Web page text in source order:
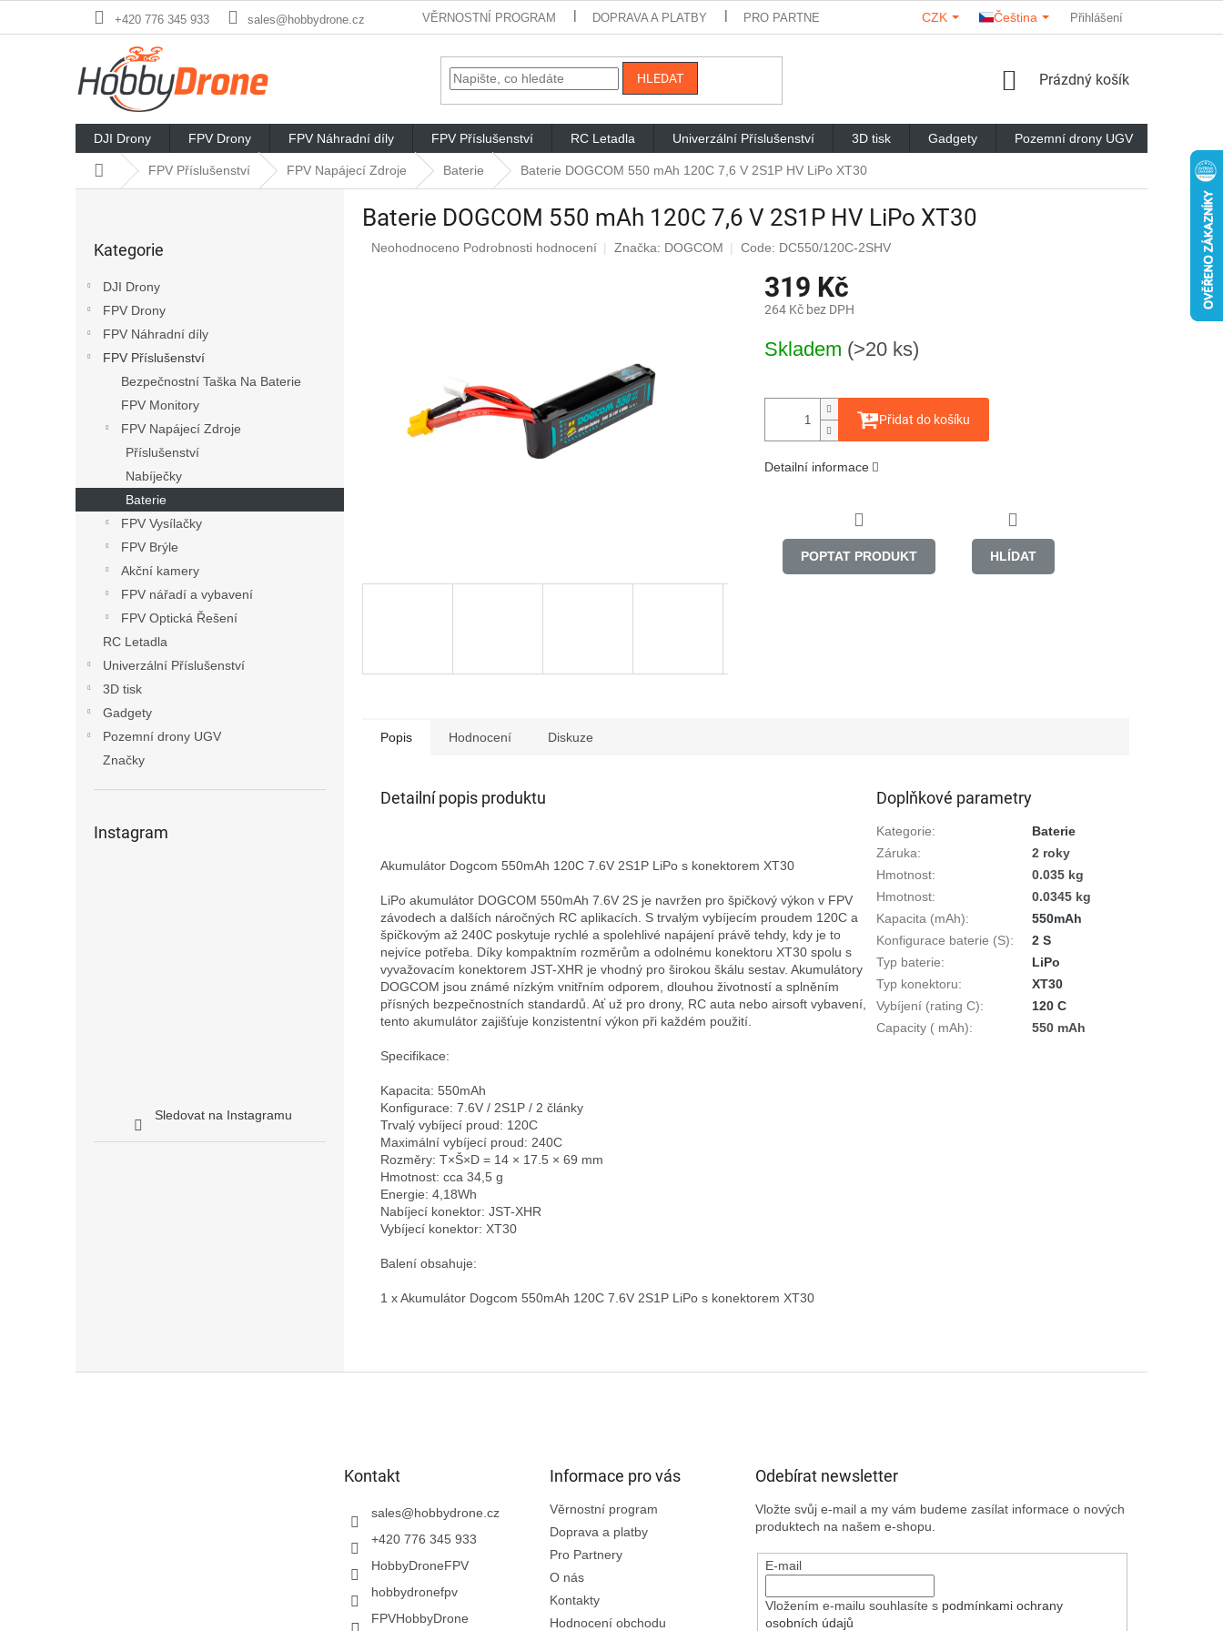
+420 776 345 933 sales@hobbydrone.cz VĚRNOSTNÍ PROGRAM DOPRAVA A PLATBY PRO PARTNERY KONTAKTY HODNOCENÍ OBCHODU
CZK Čeština Přihlášení
HLEDAT
NÁKUPNÍ
Prázdný košík
DJI Drony FPV Drony FPV Náhradní díly FPV Příslušenství RC Letadla Univerzální Příslušenství 3D tisk Gadgety Pozemní drony UGV
Domů FPV Příslušenství FPV Napájecí Zdroje Baterie Baterie DOGCOM 550 mAh 120C 7,6 V 2S1P HV LiPo XT30
kategorie
Kategorie
DJI Drony
FPV Drony
FPV Náhradní díly
FPV Příslušenství
Bezpečnostní Taška Na Baterie
FPV Monitory
FPV Napájecí Zdroje
Příslušenství
Nabíječky
Baterie
FPV Vysílačky
FPV Brýle
Akční kamery
FPV nářadí a vybavení
FPV Optická Řešení
RC Letadla
Univerzální Příslušenství
3D tisk
Gadgety
Pozemní drony UGV
Značky
Instagram
Sledovat na Instagramu
Baterie DOGCOM 550 mAh 120C 7,6 V 2S1P HV LiPo XT30
Průměrné
Neohodnoceno Podrobnosti hodnocení Značka: DOGCOM Code: DC550/120C-2SHV
319 Kč
264 Kč bez DPH
cena:
Skladem (>20 ks)
Přidat do košíku
Detailní informace
POPTAT PRODUKT HLÍDAT
Popis Hodnocení Diskuze
Detailní popis produktu
Akumulátor Dogcom 550mAh 120C 7.6V 2S1P LiPo s konektorem XT30
LiPo akumulátor DOGCOM 550mAh 7.6V 2S je navržen pro špičkový výkon v FPV
závodech a dalších náročných RC aplikacích. S trvalým vybíjecím proudem 120C a
špičkovým až 240C poskytuje rychlé a spolehlivé napájení právě tehdy, kdy je to
nejvíce potřeba. Díky kompaktním rozměrům a odolnému konektoru XT30 spolu s
vyvažovacím konektorem JST-XHR je vhodný pro širokou škálu sestav. Akumulátory
DOGCOM jsou známé nízkým vnitřním odporem, dlouhou životností a splněním
přísných bezpečnostních standardů. Ať už pro drony, RC auta nebo airsoft vybavení,
tento akumulátor zajišťuje konzistentní výkon při každém použití.
Specifikace:
Kapacita: 550mAh
Konfigurace: 7.6V / 2S1P / 2 články
Trvalý vybíjecí proud: 120C
Maximální vybíjecí proud: 240C
Rozměry: T×Š×D = 14 × 17.5 × 69 mm
Hmotnost: cca 34,5 g
Energie: 4,18Wh
Nabíjecí konektor: JST-XHR
Vybíjecí konektor: XT30
Balení obsahuje:
1 x Akumulátor Dogcom 550mAh 120C 7.6V 2S1P LiPo s konektorem XT30
Doplňkové parametry
Kategorie:
Baterie
Záruka:
2 roky
Hmotnost:
0.035 kg
Hmotnost:
0.0345 kg
Kapacita (mAh):
550mAh
Konfigurace baterie (S):
2 S
Typ baterie:
LiPo
Typ konektoru:
XT30
Vybíjení (rating C):
120 C
Capacity ( mAh): 550 mAh
Kontakt
sales@hobbydrone.cz
+420 776 345 933
HobbyDroneFPV
hobbydronefpv
FPVHobbyDrone
Informace pro vás
Věrnostní program
Doprava a platby
Pro Partnery
O nás
Kontakty
Hodnocení obchodu
Odebírat newsletter
Vložte svůj e-mail a my vám budeme zasílat informace o nových
produktech na našem e-shopu.
E-mail
Vložením e-mailu souhlasíte s podmínkami ochrany
osobních údajů